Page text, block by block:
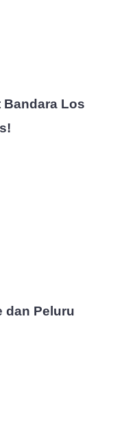
Bandara Los
dan Peluru